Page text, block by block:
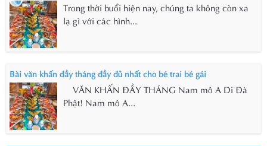
Trong thời buổi hiện nay, chúng ta không còn xa
lạ gì với các hình...
Bài văn khấn đầy tháng đầy đủ nhất cho bé trai bé gái
VĂN KHẤN ĐẦY THÁNG Nam mô A Di Đà
Phật! Nam mô A...